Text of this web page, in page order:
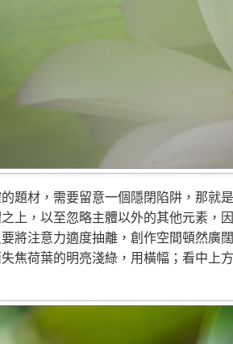
題材，需要留意一個隱閉陷阱，那就
上，以至忽略主體以外的其他元素，
將注意力適度抽離，創作空間頓然廣
失焦荷葉的明亮淺綠，用橫幅；看中上